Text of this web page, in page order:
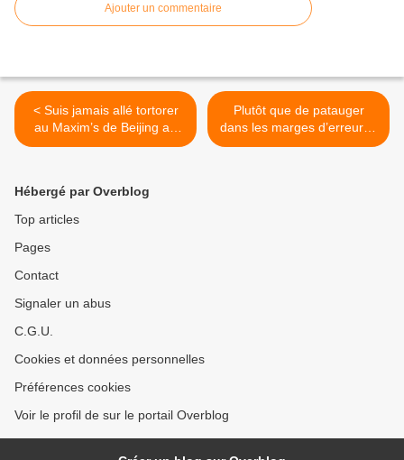
Ajouter un commentaire
< Suis jamais allé tortorer
au Maxim’s de Beijing au
temps de Deng Xiaoping
Stéphane Lagorce
Plutôt que de patauger
dans les marges d’erreur je
préfère jouir de la beauté
Hébergé par Overblog
Top articles
Pages
Contact
Signaler un abus
C.G.U.
Cookies et données personnelles
Préférences cookies
Voir le profil de sur le portail Overblog